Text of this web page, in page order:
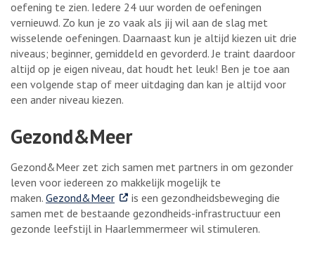
oefening te zien. Iedere 24 uur worden de oefeningen
vernieuwd. Zo kun je zo vaak als jij wil aan de slag met
wisselende oefeningen. Daarnaast kun je altijd kiezen uit drie
niveaus; beginner, gemiddeld en gevorderd. Je traint daardoor
altijd op je eigen niveau, dat houdt het leuk! Ben je toe aan
een volgende stap of meer uitdaging dan kan je altijd voor
een ander niveau kiezen.
Gezond&Meer
Gezond&Meer zet zich samen met partners in om gezonder
leven voor iedereen zo makkelijk mogelijk te
maken. Gezond&Meer. Externe link
is een gezondheidsbeweging die
samen met de bestaande gezondheids-infrastructuur een
gezonde leefstijl in Haarlemmermeer wil stimuleren.